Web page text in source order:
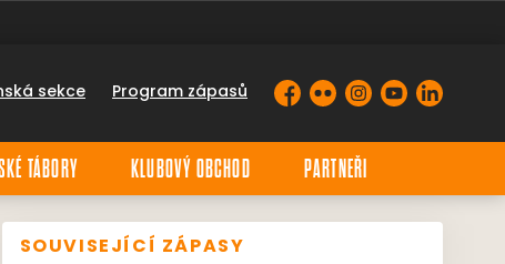
sekce Program zápasů Facebook
FlickrInstagram
YouTubeLinkedIn
TÁBORY KLUBOVÝ OBCHOD PARTNEŘI
SOUVISEJÍCÍ ZÁPASY